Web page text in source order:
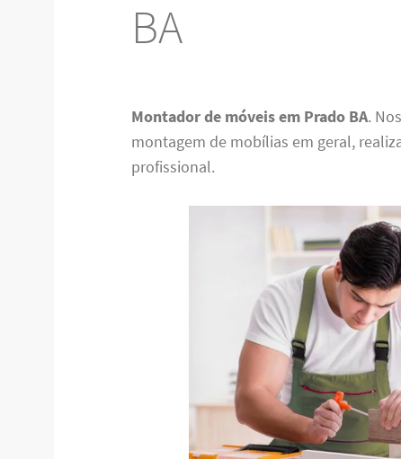
BA
Montador de móveis em Prado BA.
montagem de mobílias em geral,
profissional.